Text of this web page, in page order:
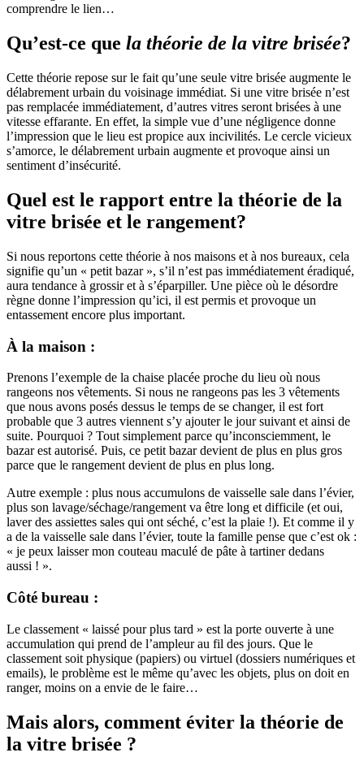
comprendre le lien…
Qu’est-ce que la théorie de la vitre brisée?
Cette théorie repose sur le fait qu’une seule vitre brisée augmente le
délabrement urbain du voisinage immédiat. Si une vitre brisée n’est
pas remplacée immédiatement, d’autres vitres seront brisées à une
vitesse effarante. En effet, la simple vue d’une négligence donne
l’impression que le lieu est propice aux incivilités. Le cercle vicieux
s’amorce, le délabrement urbain augmente et provoque ainsi un
sentiment d’insécurité.
Quel est le rapport entre la théorie de la
vitre brisée et le rangement?
Si nous reportons cette théorie à nos maisons et à nos bureaux, cela
signifie qu’un « petit bazar », s’il n’est pas immédiatement éradiqué,
aura tendance à grossir et à s’éparpiller. Une pièce où le désordre
règne donne l’impression qu’ici, il est permis et provoque un
entassement encore plus important.
À la maison :
Prenons l’exemple de la chaise placée proche du lieu où nous
rangeons nos vêtements. Si nous ne rangeons pas les 3 vêtements
que nous avons posés dessus le temps de se changer, il est fort
probable que 3 autres viennent s’y ajouter le jour suivant et ainsi de
suite. Pourquoi ? Tout simplement parce qu’inconsciemment, le
bazar est autorisé. Puis, ce petit bazar devient de plus en plus gros
parce que le rangement devient de plus en plus long.
Autre exemple : plus nous accumulons de vaisselle sale dans l’évier,
plus son lavage/séchage/rangement va être long et difficile (et oui,
laver des assiettes sales qui ont séché, c’est la plaie !). Et comme il y
a de la vaisselle sale dans l’évier, toute la famille pense que c’est ok :
« je peux laisser mon couteau maculé de pâte à tartiner dedans
aussi ! ».
Côté bureau :
Le classement « laissé pour plus tard » est la porte ouverte à une
accumulation qui prend de l’ampleur au fil des jours. Que le
classement soit physique (papiers) ou virtuel (dossiers numériques et
emails), le problème est le même qu’avec les objets, plus on doit en
ranger, moins on a envie de le faire…
Mais alors, comment éviter la théorie de
la vitre brisée ?